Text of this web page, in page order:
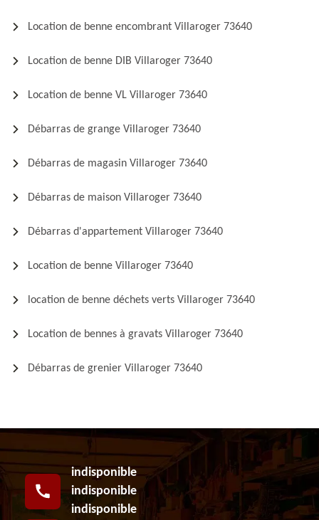
Location de benne encombrant Villaroger 73640
Location de benne DIB Villaroger 73640
Location de benne VL Villaroger 73640
Débarras de grange Villaroger 73640
Débarras de magasin Villaroger 73640
Débarras de maison Villaroger 73640
Débarras d'appartement Villaroger 73640
Location de benne Villaroger 73640
location de benne déchets verts Villaroger 73640
Location de bennes à gravats Villaroger 73640
Débarras de grenier Villaroger 73640
indisponible
indisponible
indisponible